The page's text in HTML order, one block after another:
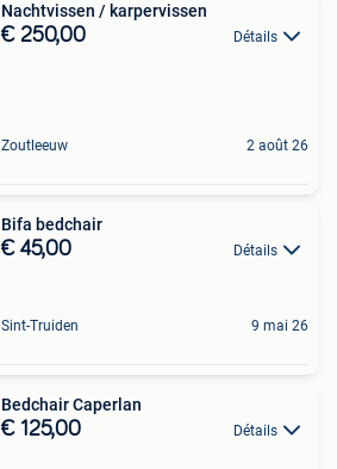
Nachtvissen / karpervissen
€ 250,00 Détails
Zoutleeuw 2 août 26
Bifa bedchair
€ 45,00 Détails
Sint-Truiden 9 mai 26
Bedchair Caperlan
€ 125,00 Détails